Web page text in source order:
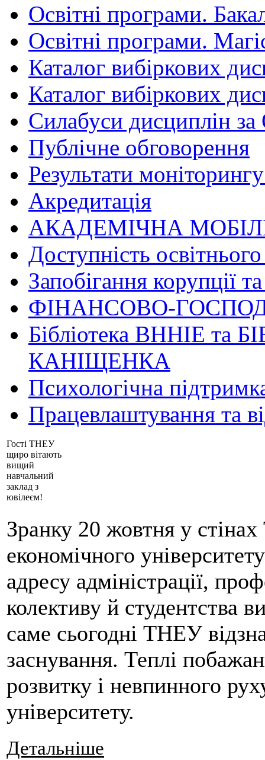
Освітні програми.
Освітні програми.
Каталог вибіркових
Каталог вибіркових
Силабуси дисциплін
Публічне обговорення
Результати
Акредитація
АКАДЕМІЧНА
Доступність
Запобігання корупції
ФІНАНСОВО-
Бібліотека ВННІЕ та
КАНІЩЕНКА
Психологічна
Працевлаштування та
Гості ТНЕУ
щиро вітають
вищий
навчальний
заклад з
ювілеєм!
Зранку 20 жовтня у стінах
економічного
адресу адміністрації,
колективу й студентства
саме сьогодні ТНЕУ
заснування. Теплі
розвитку і невпинного
університету.
Детальніше